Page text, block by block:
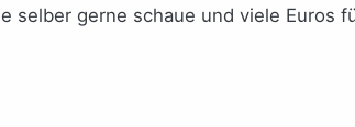
selber gerne schaue und viele Euros